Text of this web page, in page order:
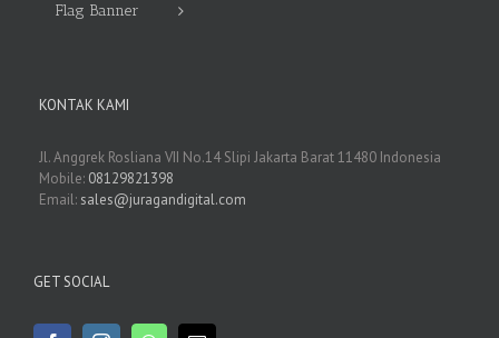
Flag Banner
KONTAK KAMI
Jl. Anggrek Rosliana VII No.14 Slipi Jakarta Barat 11480 Indonesia
Mobile: 08129821398
Email: sales@juragandigital.com
GET SOCIAL